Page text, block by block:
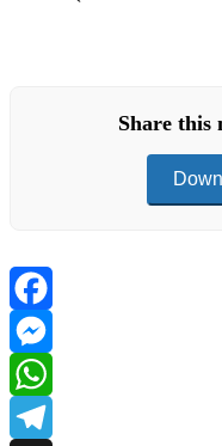
Share this
Facebook
Messenger
WhatsApp